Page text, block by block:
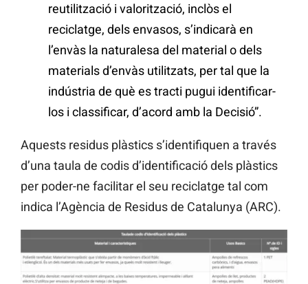
reutilització i valorització, inclòs el
reciclatge, dels envasos, s’indicarà en
l’envàs la naturalesa del material o dels
materials d’envàs utilitzats, per tal que la
indústria de què es tracti pugui identificar-
los i classificar, d’acord amb la Decisió”.
Aquests residus plàstics s’identifiquen a través
d’una taula de codis d’identificació dels plàstics
per poder-ne facilitar el seu reciclatge tal com
indica l’Agència de Residus de Catalunya (ARC).